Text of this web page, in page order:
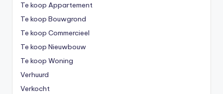
Te koop Appartement
Te koop Bouwgrond
Te koop Commercieel
Te koop Nieuwbouw
Te koop Woning
Verhuurd
Verkocht